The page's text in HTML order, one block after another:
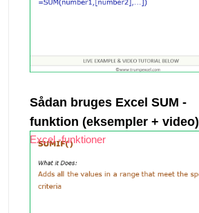
Sådan bruges Excel SUM -
funktion (eksempler + video)
Excel -funktioner